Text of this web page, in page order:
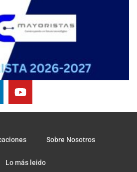
Sobre Nosotros
Lo más leido